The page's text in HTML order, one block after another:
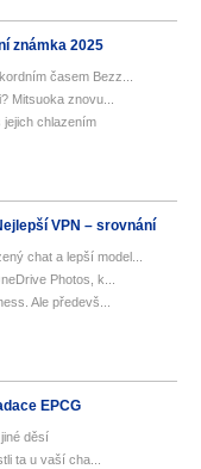
známka 2025
časem Bezz...
Mitsuoka znovu...
jejich chlazením
VPN – srovnání
chat a lepší model...
Photos, k...
Ale předevš...
EPCG
děsí
ta u vaší cha...